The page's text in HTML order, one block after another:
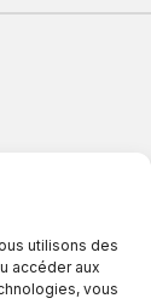
utilisons des
accéder aux
vous
9h00 à 17h30